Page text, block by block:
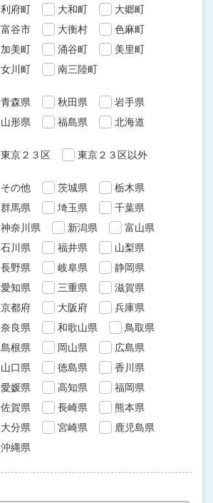
利府町 大和町
大郷町
富谷市
大衡村
色麻町
加美町
涌谷町
美里町
女川町
南三陸町
青森県 秋田県
岩手県
山形県
福島県 北海道
東京２３区 東京２３区以外
その他 茨城県
栃木県
群馬県
埼玉県
千葉県
神奈川県
新潟県
富山県
石川県
福井県
山梨県
長野県
岐阜県
静岡県
愛知県
三重県
滋賀県
京都府
大阪府
兵庫県
奈良県
和歌山県
鳥取県
島根県
岡山県
広島県
山口県
徳島県
香川県
愛媛県
高知県
福岡県
佐賀県
長崎県
熊本県
大分県
宮崎県
鹿児島県
沖縄県